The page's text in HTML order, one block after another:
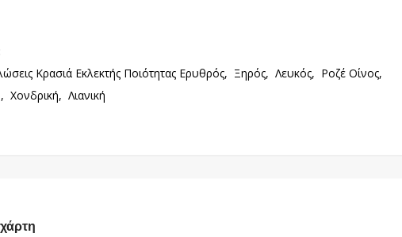
Κρασιά Εκλεκτής Ποιότητας Ερυθρός, Ξηρός, Λευκός, Ροζέ Οίνος,
Χονδρική, Λιανική